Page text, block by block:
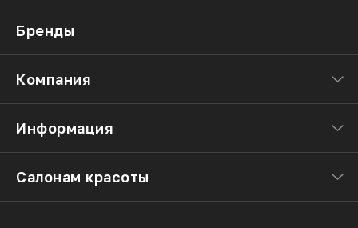
Бренды
Компания
Информация
Салонам красоты